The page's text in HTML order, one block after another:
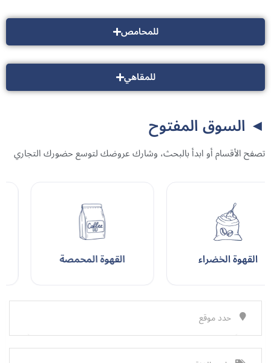
للمحامص
للمقاهي
◄️ السوق المفتوح
تصفح الأقسام أو ابدأ بالبحث، وشارك عروضك لتوسع حضورك التجاري
القهوة المحمصة تجارة القهوة